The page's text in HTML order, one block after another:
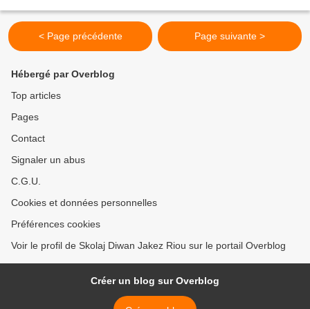
< Page précédente Page suivante >
Hébergé par Overblog
Top articles
Pages
Contact
Signaler un abus
C.G.U.
Cookies et données personnelles
Préférences cookies
Voir le profil de Skolaj Diwan Jakez Riou sur le portail Overblog
Créer un blog sur Overblog